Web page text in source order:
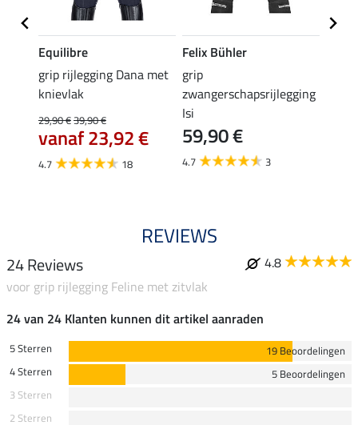
Equilibre
grip rijlegging Dana met
knievlak
29,90 €39,90 €
vanaf 23,92 €
4.7 18
Felix Bühler
grip
zwangerschapsrijlegging
Isi
59,90 €
4.7 3
REVIEWS
24 Reviews
4.8
voor grip rijlegging Feline met zitvlak
24 van 24 Klanten kunnen dit artikel aanraden
5 Sterren
19 Beoordelingen
4 Sterren
5 Beoordelingen
3 Sterren
2 Sterren